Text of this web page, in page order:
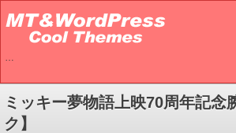
…
ミッキー夢物語上映70周年記念
ク】